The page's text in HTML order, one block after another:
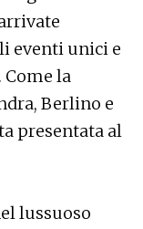
eventi unici e
la
Berlino e
presentata al
lussuoso